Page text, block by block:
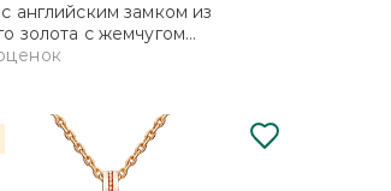
английским замком из
золота с жемчугом